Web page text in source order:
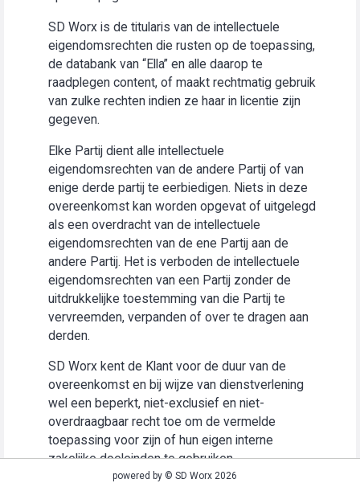
SD Worx is de titularis van de intellectuele
eigendomsrechten die rusten op de toepassing,
de databank van “Ella” en alle daarop te
raadplegen content, of maakt rechtmatig gebruik
van zulke rechten indien ze haar in licentie zijn
gegeven.
Elke Partij dient alle intellectuele
eigendomsrechten van de andere Partij of van
enige derde partij te eerbiedigen. Niets in deze
overeenkomst kan worden opgevat of uitgelegd
als een overdracht van de intellectuele
eigendomsrechten van de ene Partij aan de
andere Partij. Het is verboden de intellectuele
eigendomsrechten van een Partij zonder de
uitdrukkelijke toestemming van die Partij te
vervreemden, verpanden of over te dragen aan
derden.
SD Worx kent de Klant voor de duur van de
overeenkomst en bij wijze van dienstverlening
wel een beperkt, niet-exclusief en niet-
overdraagbaar recht toe om de vermelde
toepassing voor zijn of hun eigen interne
zakelijke doeleinden te gebruiken
(“Gebruiksrecht”).powered by © SD Worx 2026